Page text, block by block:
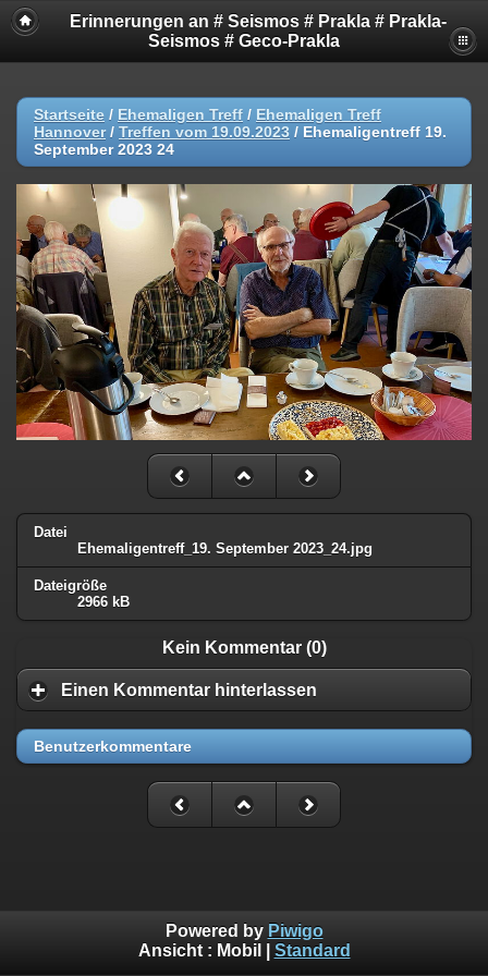
Erinnerungen an # Seismos # Prakla # Prakla-
Seismos # Geco-Prakla
Startseite / Ehemaligen Treff / Ehemaligen Treff
Hannover/ Treffen vom 19.09.2023 / Ehemaligentreff 19.
September 2023 24
Datei
Ehemaligentreff_19. September 2023_24.jpg
Dateigröße
2966 kB
Kein Kommentar (0)
Einen Kommentar hinterlassen
Benutzerkommentare
Powered by Piwigo
Ansicht : Mobil Standard